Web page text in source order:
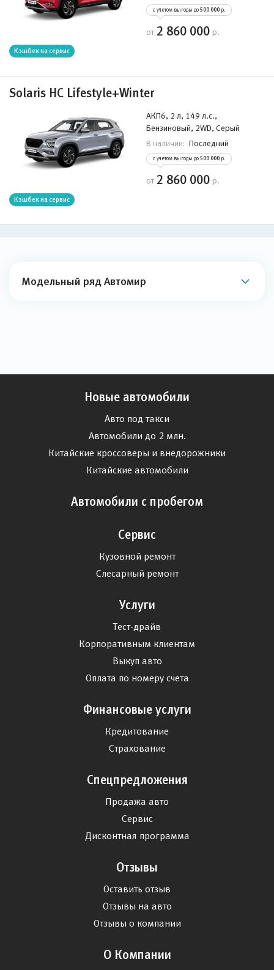
с учетом выгоды до 500 000 р.
от 2 860 000 р.
Кэшбек на сервис
Solaris HC Lifestyle+Winter
АКП6, 2 л, 149 л.с.,
Бензиновый, 2WD, Серый
В наличии: Последний
с учетом выгоды до 500 000 р.
от 2 860 000 р.
Кэшбек на сервис
Модельный ряд Автомир
Новые автомобили
Авто под такси
Автомобили до 2 млн.
Китайские кроссоверы и внедорожники
Китайские автомобили
Автомобили с пробегом
Сервис
Кузовной ремонт
Слесарный ремонт
Услуги
Тест-драйв
Корпоративным клиентам
Выкуп авто
Оплата по номеру счета
Финансовые услуги
Кредитование
Страхование
Спецпредложения
Продажа авто
Сервис
Дисконтная программа
Отзывы
Оставить отзыв
Отзывы на авто
Отзывы о компании
О Компании